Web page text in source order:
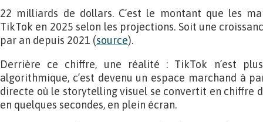
22 milliards de dollars. C’est le montant que les
TikTok en 2025 selon les projections. Soit une
par an depuis 2021 (source).
Derrière ce chiffre, une réalité : TikTok n’est
algorithmique, c’est devenu un espace marchand à
directe où le storytelling visuel se convertit en chiffre
en quelques secondes, en plein écran.